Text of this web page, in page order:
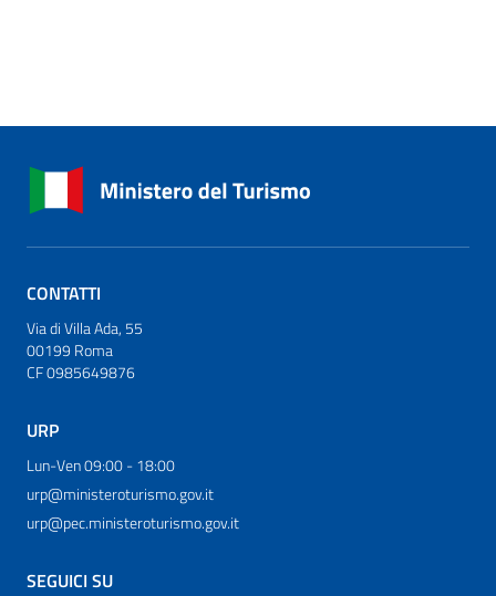
CONTATTI
Via di Villa Ada, 55
00199 Roma
CF 0985649876
URP
Lun-Ven 09:00 - 18:00
urp@ministeroturismo.gov.it
urp@pec.ministeroturismo.gov.it
SEGUICI SU